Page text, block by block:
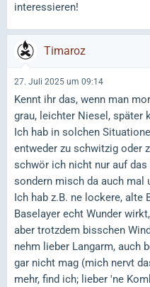
interessieren!
Timaroz
27. Juli 2025 um 09:14
Kennt ihr das, wenn man
grau, leichter Niesel, später
Ich hab in solchen
entweder zu schwitzig oder
schwör ich nicht nur auf
sondern misch da auch mal
Ich hab z.B. ne lockere, alte
Baselayer echt Wunder
aber trotzdem bisschen
nehm lieber Langarm, auch
gar nicht mag (mich nervt
mehr, find ich; lieber 'ne